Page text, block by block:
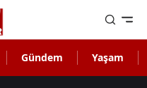
Gündem Yaşam